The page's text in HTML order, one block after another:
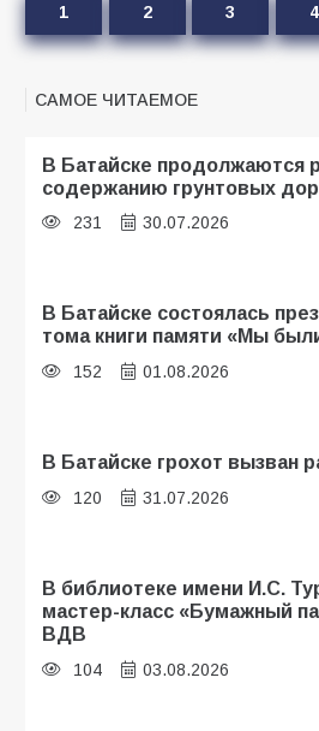
1 2 3 4
САМОЕ ЧИТАЕМОЕ
В Батайске продолжаются
содержанию грунтовых
231 30.07.2026
В Батайске состоялась
тома книги памяти «Мы
152 01.08.2026
В Батайске грохот вызван
120 31.07.2026
В библиотеке имени И.С.
мастер-класс «Бумажный
ВДВ
104 03.08.2026